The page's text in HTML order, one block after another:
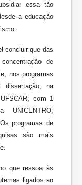
essa tão
a educação
concluir que das
de
nos programas
dissertação, na
com 1
programas de
são mais
que ressoa às
ligados ao